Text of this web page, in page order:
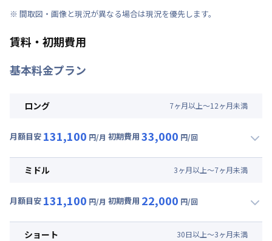
※ 間取図・画像と現況が異なる場合は現況を優先します。
賃料・初期費用
基本料金プラン
ロング 7ヶ月以上～12ヶ月未満
月額目安 131,100 円/月 初期費用 33,000 円/回
月額賃料目安(30日利用)
光熱費他 : 21,000円/月 (700円/日) (税抜)
その他費用 :
ミドル 3ヶ月以上～7ヶ月未満
月額目安 131,100 円/月 初期費用 22,000 円/回
月額賃料目安(30日利用)
ショート 30日以上～3ヶ月未満